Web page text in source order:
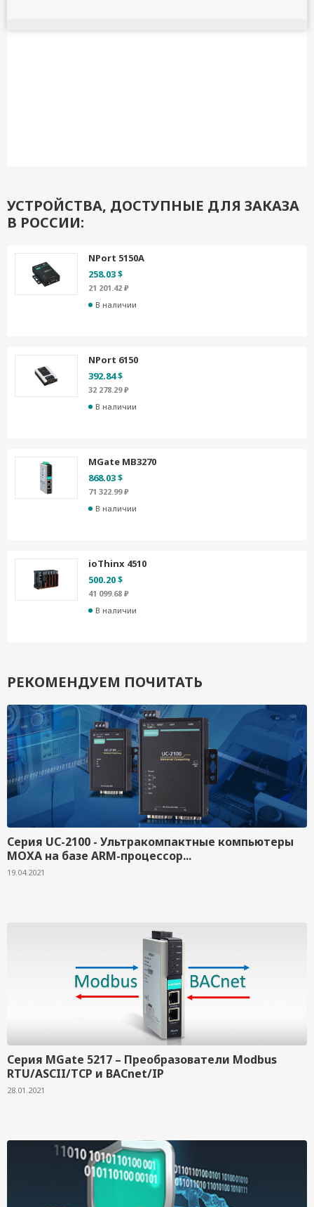
УСТРОЙСТВА, ДОСТУПНЫЕ ДЛЯ ЗАКАЗА
В РОССИИ:
NPort 5150A
258.03 $
21 201.42 ₽
В наличии
NPort 6150
392.84 $
32 278.29 ₽
В наличии
MGate MB3270
868.03 $
71 322.99 ₽
В наличии
ioThinx 4510
500.20 $
41 099.68 ₽
В наличии
РЕКОМЕНДУЕМ ПОЧИТАТЬ
Серия UC-2100 - Ультракомпактные компьютеры
MOXA на базе ARM-процессор...
19.04.2021
Серия MGate 5217 – Преобразователи Modbus
RTU/ASCII/TCP и BACnet/IP
28.01.2021